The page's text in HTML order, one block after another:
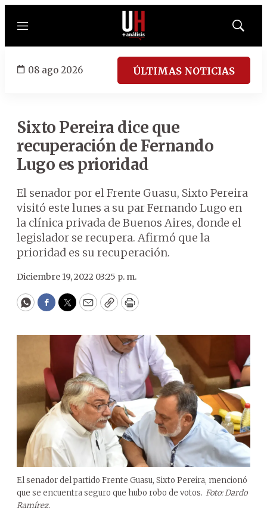
Menú
Mostrar
08 ago 2026 ÚLTIMAS NOTICIAS
Sixto Pereira dice que
recuperación de Fernando
Lugo es prioridad
El senador por el Frente Guasu, Sixto Pereira
visitó este lunes a su par Fernando Lugo en
la clínica privada de Buenos Aires, donde el
legislador se recupera. Afirmó que la
prioridad es su recuperación.
Diciembre 19, 2022 03:25 p. m.
WhatsApp
Facebook
Twitter
EmailCopyPrint
El senador del partido Frente Guasu, Sixto Pereira, mencionó
que se encuentra seguro que hubo robo de votos. Foto: Dardo
Ramírez.